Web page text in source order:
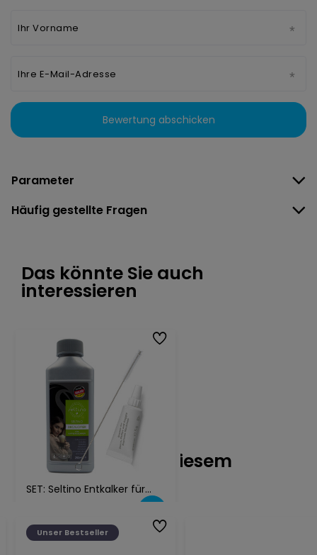
Ihr Vorname
Ihre E-Mail-Adresse
Bewertung abschicken
Parameter
Häufig gestellte Fragen
Das könnte Sie auch
interessieren
SET: Seltino Entkalker für
Kaffeemaschinen, 250 ml +
+ Bürste
Am meisten mit diesem
Produkt gekauft
Unser Bestseller